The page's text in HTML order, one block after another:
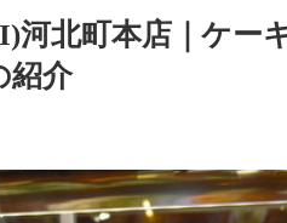
河北町本店｜ケー
紹介